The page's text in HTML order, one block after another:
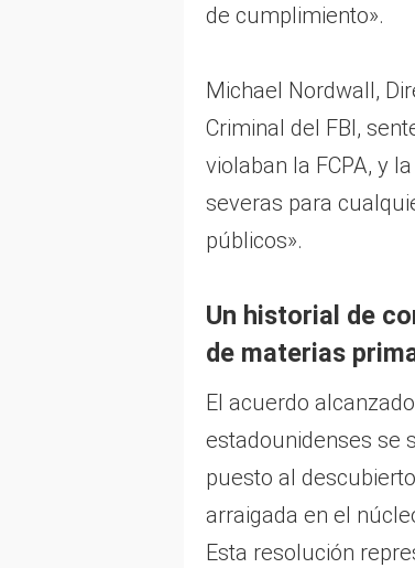
de cumplimiento».
Michael Nordwall,
Criminal del FBI,
violaban la FCPA, y
severas para
públicos».
Un historial de
de materias
El acuerdo
estadounidenses se
puesto al
arraigada en el
Esta resolución